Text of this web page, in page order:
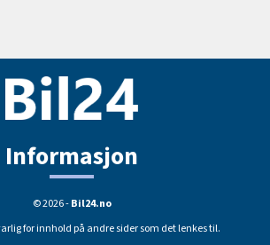
Informasjon
© 2026 -Bil24.no
for innhold på andre sider som det lenkes til.